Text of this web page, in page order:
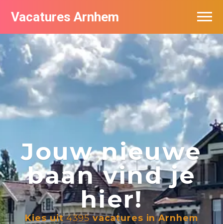
Vacatures Arnhem
Jouw nieuwe
baan vind je
hier!
Kies uit4395vacatures in Arnhem
Vacatures per bedrijf in Arnhem
Nieuwsbrief feed